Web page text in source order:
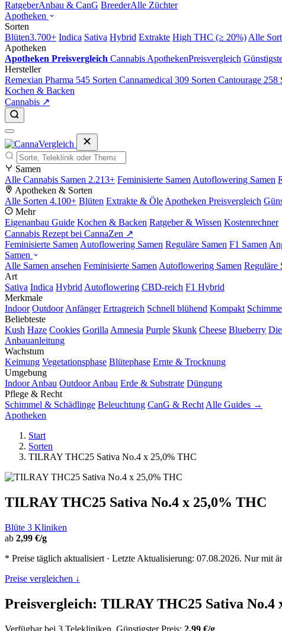
RatgeberAnbau & CanG BreederAlle Züchter
Apotheken
Sorten
Blüten3.700+ Indica Sativa Hybrid Extrakte High THC (≥ 20%) Alle
Apotheken
Apotheken Preisvergleich Cannabis ApothekenPreisvergleich
Hersteller
Remexian Pharma 545 Sorten Cannamedical 309 Sorten Cantourage 258
Kochen & Backen
Cannabis ↗
Samen
Alle Cannabis Samen 2.213+ Feminisierte Samen Autoflowering Samen
Apotheken & Sorten
Alle Sorten 4.100+ Blüten Extrakte & Öle Apotheken Preisvergleich
Mehr
Eigenanbau Guide Kochen & Backen Ratgeber & Wissen Kostenrechner
Cannabis Rezept bei CannaZen ↗
Feminisierte Samen Autoflowering Samen Reguläre Samen F1 Samen
Samen
Alle Samen ansehen Feminisierte Samen Autoflowering Samen Reguläre
Art
Sativa Indica Hybrid Autoflowering CBD-reich F1 Hybrid
Merkmale
Indoor Outdoor Anfänger Ertragreich Schnell blühend Kompakt
Beliebteste
Kush Haze Cookies Gorilla Amnesia Purple Skunk Cheese Blueberry
Anbauanleitung
Wachstum
Keimung Vegetationsphase Blütephase Ernte & Trocknung
Umgebung
Indoor Anbau Outdoor Anbau Erde & Substrate Düngung
Pflege & Recht
Schimmel & Schädlinge Beleuchtung CanG & Recht Alle Guides →
Apotheken
Start
Sorten
TILRAY THC25 Sativa No.4 x 25,0% THC
TILRAY THC25 Sativa No.4 x 25,0% THC
Blüte 3 Kliniken
ab 2,99 €/g
* Preise täglich aktualisiert · Letzte Aktualisierung: 07.08.2026. Nur mit
Preise vergleichen ↓
Preisvergleich: TILRAY THC25 Sativa No.4
Verfügbar bei 3 Telekliniken. Günstigster Preis: 2,99 €/g